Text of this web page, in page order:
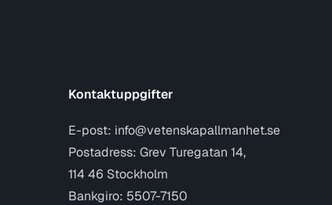
Kontaktuppgifter
E-post: info@vetenskapallmanhet.se
Postadress: Grev Turegatan 14,
114 46 Stockholm
Bankgiro: 5507-7150